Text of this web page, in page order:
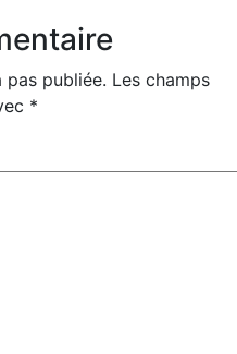
pas publiée. Les champs
*